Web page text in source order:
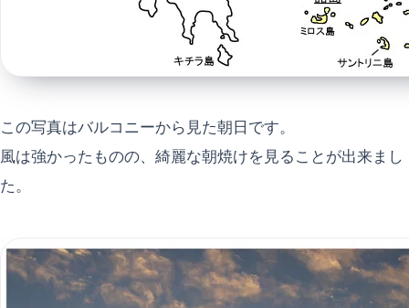
この写真はバルコニーから見た朝日です。
風は強かったものの、綺麗な朝焼けを見ることが出来まし
た。